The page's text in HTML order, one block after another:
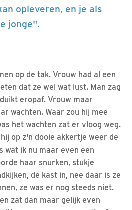
opleveren, en je als
jonge".
op de tak. Vrouw had al een
dat ze wel wat lust. Man zag
eropaf. Vrouw maar
wachten. Waar zou hij mee
het wachten zat er vloog weg.
op z'n dooie akkertje weer de
wat ik nu maar even een
haar snurken, stukje
de kast in, nee daar is ze
ze was er nog steeds niet.
zat dan maar gelijk even